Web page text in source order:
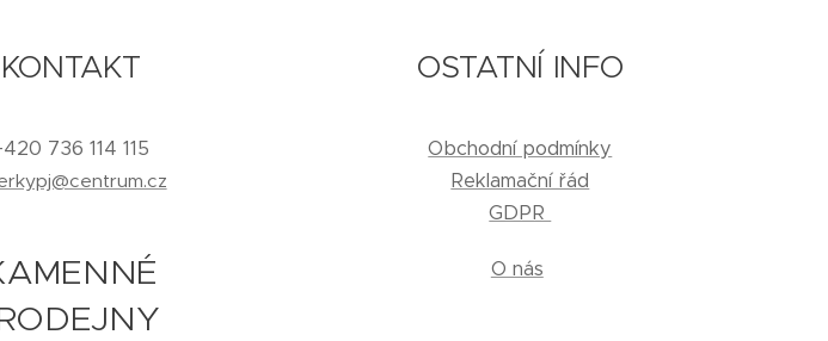
KONTAKT
736 114 115
OSTATNÍ INFO
Obchodní podmínky
Reklamační řád
GDPR
O nás